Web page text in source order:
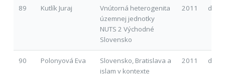
89 Kutlík Juraj
Vnútorná heterogenita
územnej jednotky
NUTS 2 Východné
Slovensko
2011 d
90 Polonyová Eva
Slovensko, Bratislava a
islam v kontexte
2011 d